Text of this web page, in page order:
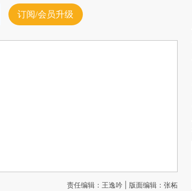
订阅/会员升级
责任编辑：王逸吟 | 版面编辑：张柘